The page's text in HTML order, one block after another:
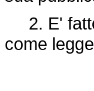
2. E'
come